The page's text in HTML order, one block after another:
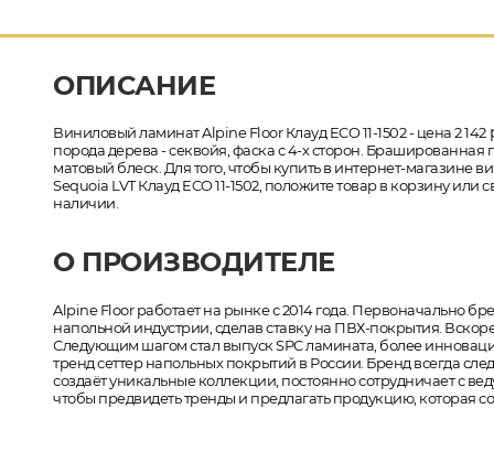
ОПИСАНИЕ
Виниловый ламинат Alpine Floor Клауд ECO 11-1502 - цена 2 142
порода дерева - секвойя, фаска с 4-х сторон. Брашированная
матовый блеск. Для того, чтобы купить в интернет-магазине
Sequoia LVT Клауд ECO 11-1502, положите товар в корзину
наличии.
О ПРОИЗВОДИТЕЛЕ
Alpine Floor работает на рынке с 2014 года. Первоначально
напольной индустрии, сделав ставку на ПВХ-покрытия.
Следующим шагом стал выпуск SPC ламината, более
тренд сеттер напольных покрытий в России. Бренд всегда
создаёт уникальные коллекции, постоянно сотрудничает с
чтобы предвидеть тренды и предлагать продукцию, которая